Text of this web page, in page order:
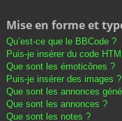
Mise en forme et
Qu’est-ce que le BBCode ?
Puis-je insérer du code
Que sont les émoticônes ?
Puis-je insérer des images ?
Que sont les annonces
Que sont les annonces ?
Que sont les notes ?